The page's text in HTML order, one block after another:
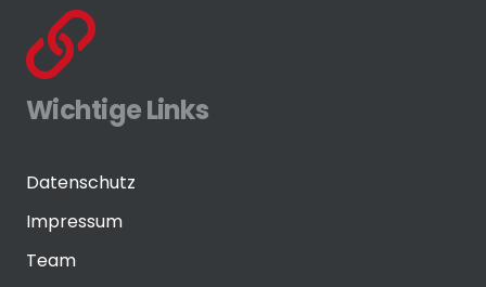
Wichtige Links
Datenschutz
Impressum
Team